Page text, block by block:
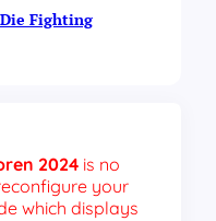
Fighting
2024 is no
your
which displays